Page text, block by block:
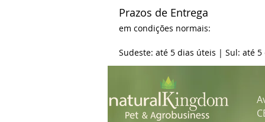
Prazos de Entrega
em condições normais:
Sudeste: até 5 dias úteis | Sul: até